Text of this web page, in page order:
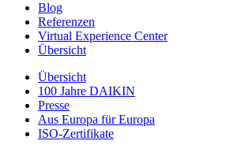
Blog
Referenzen
Virtual Experience Center
Übersicht
Übersicht
100 Jahre DAIKIN
Presse
Aus Europa für Europa
ISO-Zertifikate